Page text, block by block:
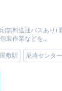
(無料送迎バスあり
装作業などを...
敷駅 尼崎センタ